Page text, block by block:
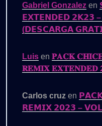
Gabriel Gonzalez en
𝗘𝗫𝗧𝗘𝗡𝗗𝗘𝗗 𝟮𝗞𝟮𝟯
(𝗗𝗘𝗦𝗖𝗔𝗥𝗚𝗔
Luis en 𝐏𝐀𝐂𝐊
𝐑𝐄𝐌𝐈𝐗 𝐄𝐗𝐓𝐄𝐍𝐃𝐄𝐃
Carlos cruz en
𝗥𝗘𝗠𝗜𝗫 𝟮𝟬𝟮𝟯 –